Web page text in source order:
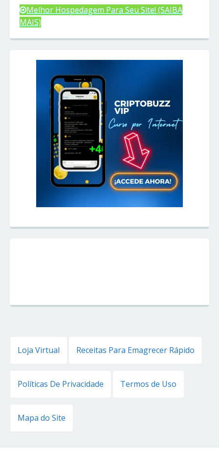
Melhor Hospedagem Para Seu Site! (SAIBA
MAIS)
Loja Virtual Receitas Para Emagrecer Rápido
Políticas De Privacidade Termos de Uso
Mapa do Site